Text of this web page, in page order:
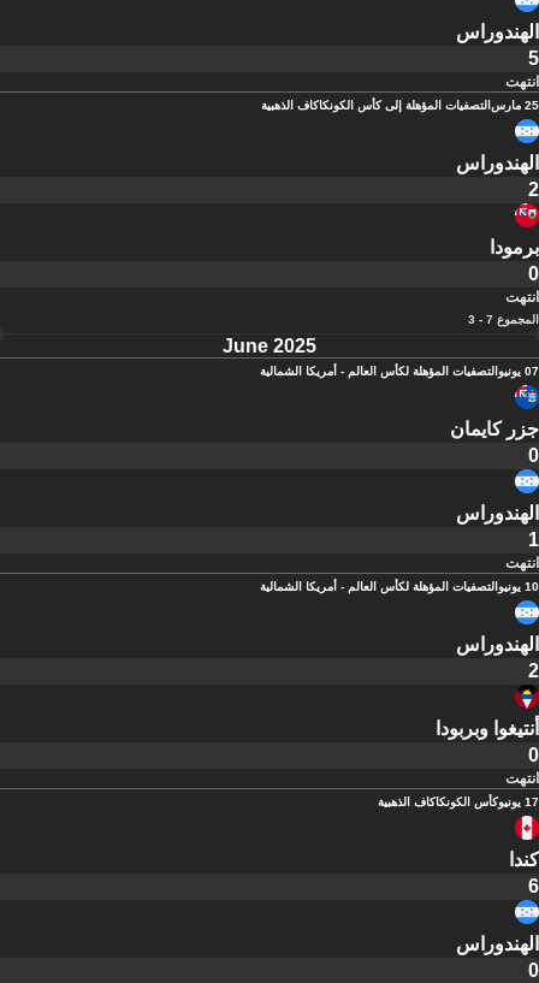
الهندوراس
5
انتهت
25 مارس التصفيات المؤهلة إلى كأس الكونكاكاف الذهبية
الهندوراس
2
برمودا
0
انتهت
المجموع 7 - 3
June 2025
07 يونيو التصفيات المؤهلة لكأس العالم - أمريكا الشمالية
جزر كايمان
0
الهندوراس
1
انتهت
10 يونيو التصفيات المؤهلة لكأس العالم - أمريكا الشمالية
الهندوراس
2
أنتيغوا وبربودا
0
انتهت
17 يونيو كأس الكونكاكاف الذهبية
كندا
6
الهندوراس
0